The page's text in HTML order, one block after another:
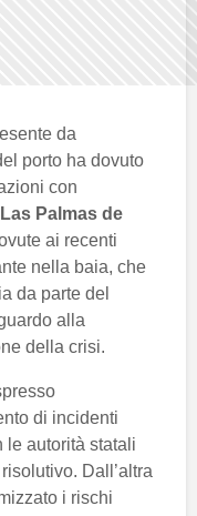
da
porto ha dovuto
con
Palmas de
ai recenti
nella baia, che
da parte del
alla
della crisi.
di incidenti
le autorità statali
Dall’altra
i rischi